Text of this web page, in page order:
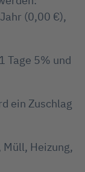
(0,00 €),
Tage 5% und
ein Zuschlag
Heizung,